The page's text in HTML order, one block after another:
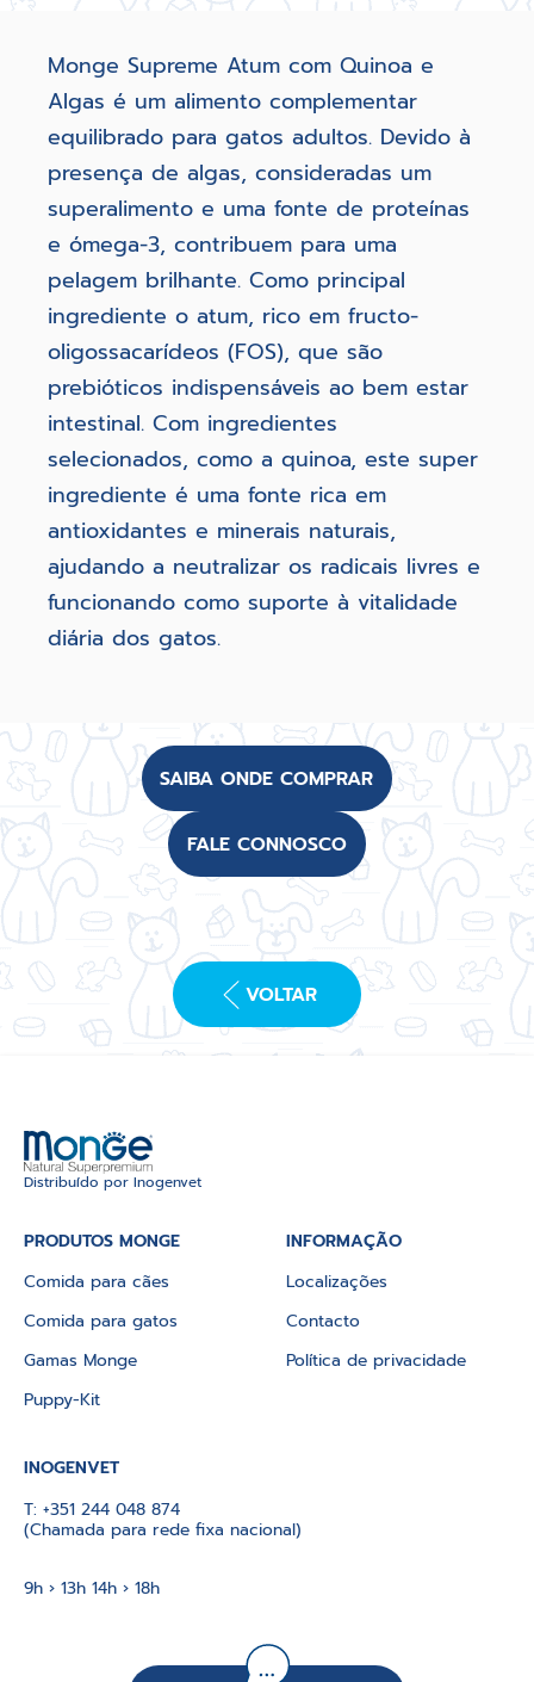
Monge Supreme Atum com Quinoa e
Algas é um alimento complementar
equilibrado para gatos adultos. Devido à
presença de algas, consideradas um
superalimento e uma fonte de proteínas
e ómega-3, contribuem para uma
pelagem brilhante. Como principal
ingrediente o atum, rico em fructo-
oligossacarídeos (FOS), que são
prebióticos indispensáveis ao bem estar
intestinal. Com ingredientes
selecionados, como a quinoa, este super
ingrediente é uma fonte rica em
antioxidantes e minerais naturais,
ajudando a neutralizar os radicais livres e
funcionando como suporte à vitalidade
diária dos gatos.
SAIBA ONDE COMPRAR
FALE CONNOSCO
VOLTAR
Distribuído por Inogenvet
PRODUTOS MONGE
Comida para cães
Comida para gatos
Gamas Monge
Puppy-Kit
INFORMAÇÃO
Localizações
Contacto
Política de privacidade
INOGENVET
T: +351 244 048 874
(Chamada para rede fixa nacional)
9h › 13h 14h › 18h